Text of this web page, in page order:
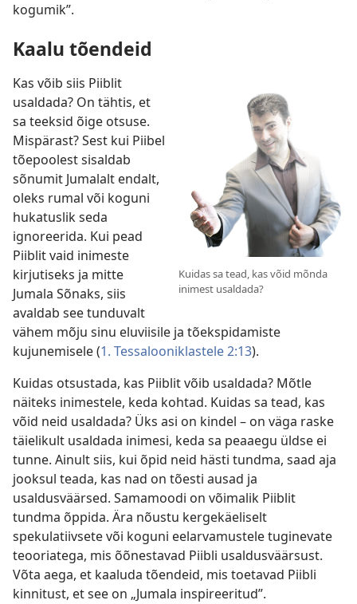
kogumik”.
Kaalu tõendeid
Kuidas sa tead, kas võid mõnda
inimest usaldada?
Kas võib siis Piiblit
usaldada? On tähtis, et
sa teeksid õige otsuse.
Mispärast? Sest kui Piibel
tõepoolest sisaldab
sõnumit Jumalalt endalt,
oleks rumal või koguni
hukatuslik seda
ignoreerida. Kui pead
Piiblit vaid inimeste
kirjutiseks ja mitte
Jumala Sõnaks, siis
avaldab see tunduvalt
vähem mõju sinu eluviisile ja tõekspidamiste
kujunemisele (1. Tessalooniklastele 2:13).
Kuidas otsustada, kas Piiblit võib usaldada? Mõtle
näiteks inimestele, keda kohtad. Kuidas sa tead, kas
võid neid usaldada? Üks asi on kindel – on väga raske
täielikult usaldada inimesi, keda sa peaaegu üldse ei
tunne. Ainult siis, kui õpid neid hästi tundma, saad aja
jooksul teada, kas nad on tõesti ausad ja
usaldusväärsed. Samamoodi on võimalik Piiblit
tundma õppida. Ära nõustu kergekäeliselt
spekulatiivsete või koguni eelarvamustele tuginevate
teooriatega, mis õõnestavad Piibli usaldusväärsust.
Võta aega, et kaaluda tõendeid, mis toetavad Piibli
kinnitust, et see on „Jumala inspireeritud”.